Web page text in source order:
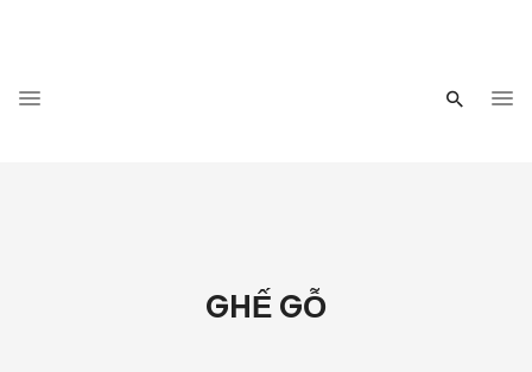
GHẾ GỖ